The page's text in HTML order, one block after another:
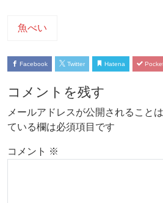
魚べい
Facebook Twitter Hatena
コメントを残す
メールアドレスが公開されること
ている欄は必須項目です
コメント ※